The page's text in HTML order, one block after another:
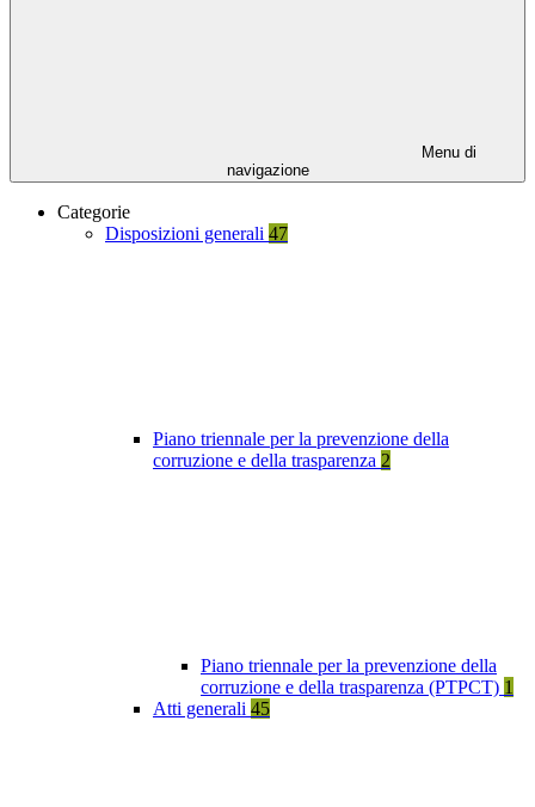
Menu di
navigazione
Categorie
Disposizioni generali 47
Piano triennale per la prevenzione della
corruzione e della trasparenza 2
Piano triennale per la prevenzione della
corruzione e della trasparenza (PTPCT) 1
Atti generali 45